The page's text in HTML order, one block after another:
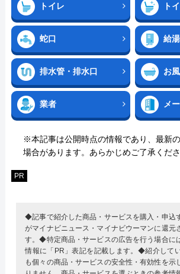
トイレ ト
蛇口 給
排水管・排水口 お
業者 メ
※本記事は公開時点の情報であり、最新
場合があります。あらかじめご了承くださ
PR
◆記事で紹介した商品・サービスを購入・申込
がマイナビニュース・マイナビウーマンに還元
す。◆特定商品・サービスの広告を行う場合に
情報に「PR」表記を記載します。◆紹介して
も個々の商品・サービスの安全性・有効性を示